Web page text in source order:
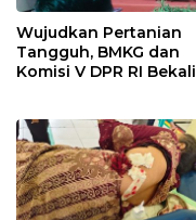
Wujudkan Pertanian
Tangguh, BMKG dan
Komisi V DPR RI Bekali